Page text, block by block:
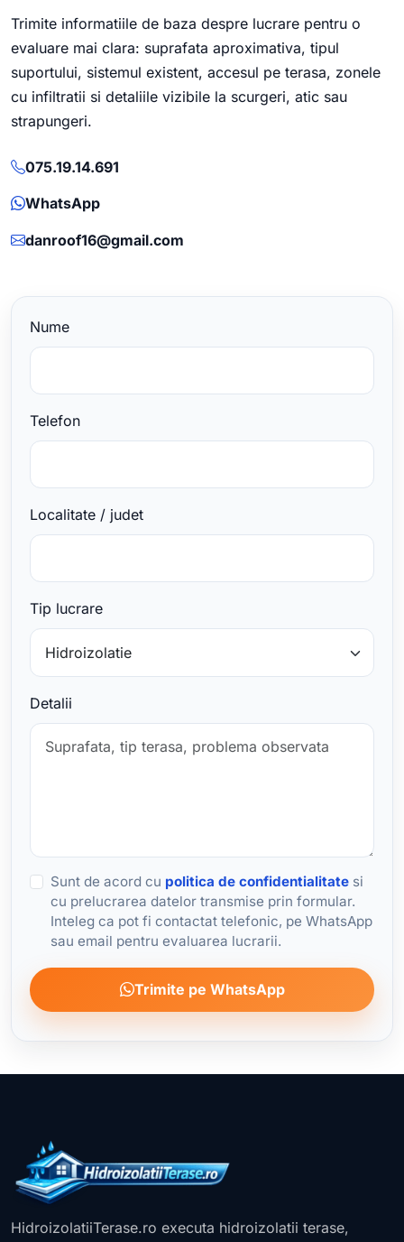
Trimite informatiile de baza despre lucrare pentru o
evaluare mai clara: suprafata aproximativa, tipul
suportului, sistemul existent, accesul pe terasa, zonele
cu infiltratii si detaliile vizibile la scurgeri, atic sau
strapungeri.
075.19.14.691
WhatsApp
danroof16@gmail.com
Nume
Telefon
Localitate / judet
Tip lucrare
Detalii
Sunt de acord cu politica de confidentialitatesi
cu prelucrarea datelor transmise prin formular.
Inteleg ca pot fi contactat telefonic, pe WhatsApp
sau email pentru evaluarea lucrarii.
Trimite pe WhatsApp
HidroizolatiiTerase.ro executa hidroizolatii terase,